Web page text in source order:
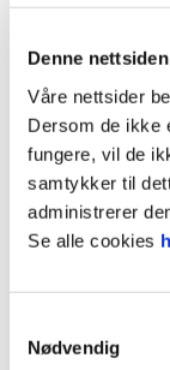
Denne
Våre nettsider
Dersom de ikke
fungere, vil de
samtykker til
administrerer
Se alle cookies
Nødvendig
Hva
frivillig i
At du
At du
At du
miljø.